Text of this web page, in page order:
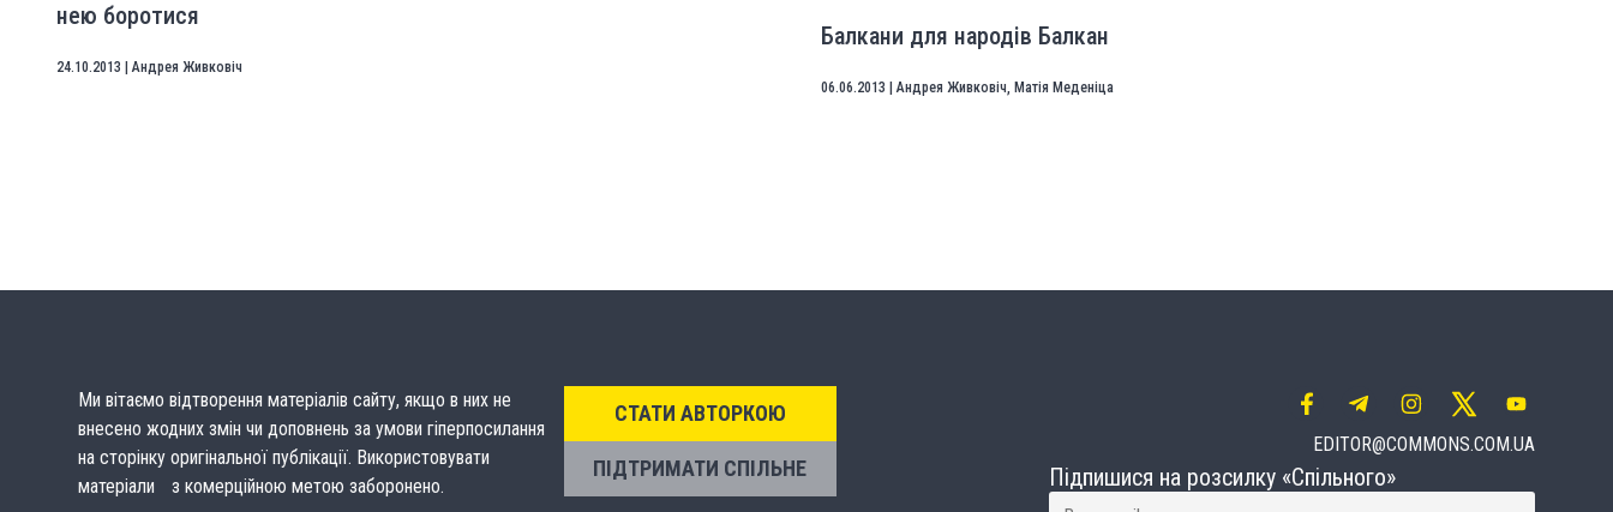
нею боротися
24.10.2013 Андрея Живковіч
Балкани для народів Балкан
06.06.2013 Андрея Живковіч, Матія Меденіца
Ми вітаємо відтворення матеріалів сайту, якщо в них не
внесено жодних змін чи доповнень за умови гіперпосилання
на сторінку оригінальної публікації. Використовувати
матеріали з комерційною метою заборонено.
СТАТИ АВТОРКОЮ
ПІДТРИМАТИ СПІЛЬНЕ
EDITOR@COMMONS.COM.UA
Підпишися на розсилку «Спільного»